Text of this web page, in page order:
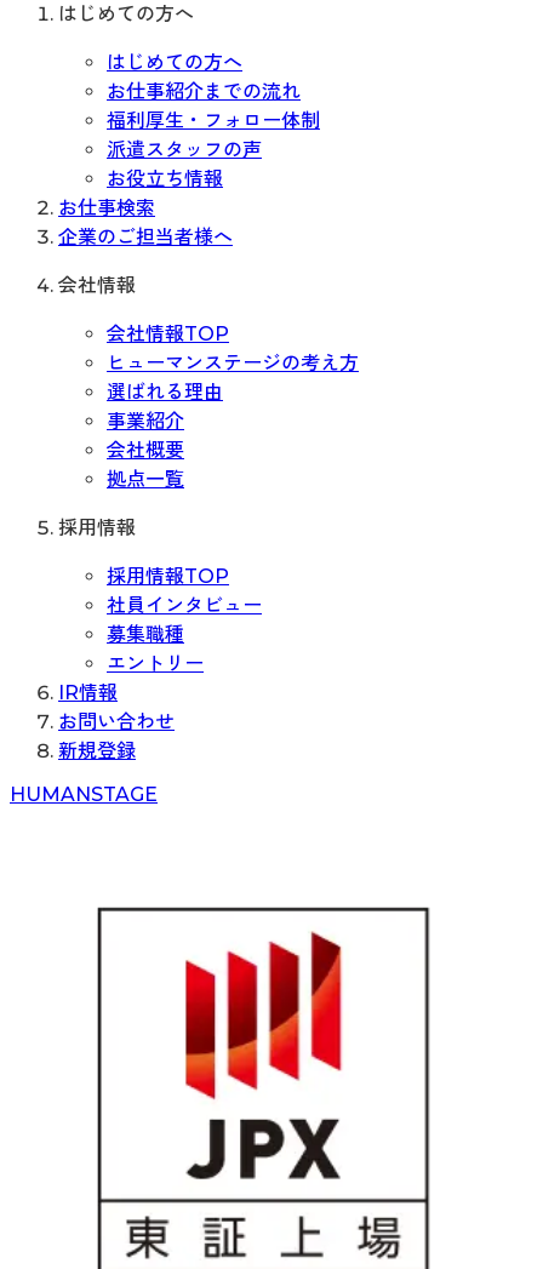
はじめての方へ
はじめての方へ
お仕事紹介までの流れ
福利厚生・フォロー体制
派遣スタッフの声
お役立ち情報
お仕事検索
企業のご担当者様へ
会社情報
会社情報TOP
ヒューマンステージの考え方
選ばれる理由
事業紹介
会社概要
拠点一覧
採用情報
採用情報TOP
社員インタビュー
募集職種
エントリー
IR情報
お問い合わせ
新規登録
HUMANSTAGE